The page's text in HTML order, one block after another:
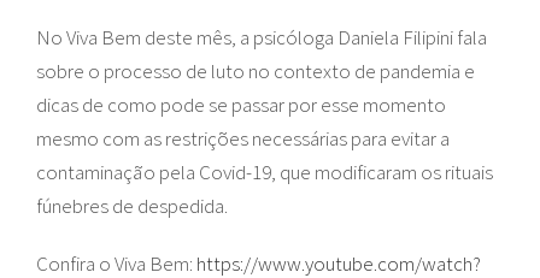
No Viva Bem deste mês, a psicóloga Daniela Filipini fala
sobre o processo de luto no contexto de pandemia e
dicas de como pode se passar por esse momento
mesmo com as restrições necessárias para evitar a
contaminação pela Covid-19, que modificaram os rituais
fúnebres de despedida.
Confira o Viva Bem: https://www.youtube.com/watch?